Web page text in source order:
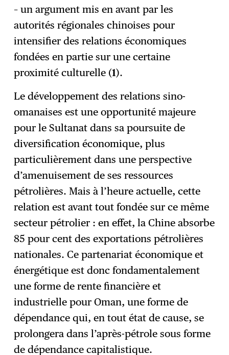
– un argument mis en avant par les
autorités régionales chinoises pour
intensifier des relations économiques
fondées en partie sur une certaine
proximité culturelle (1).
Le développement des relations sino-
omanaises est une opportunité majeure
pour le Sultanat dans sa poursuite de
diversification économique, plus
particulièrement dans une perspective
d’amenuisement de ses ressources
pétrolières. Mais à l’heure actuelle, cette
relation est avant tout fondée sur ce même
secteur pétrolier : en effet, la Chine absorbe
85 pour cent des exportations pétrolières
nationales. Ce partenariat économique et
énergétique est donc fondamentalement
une forme de rente financière et
industrielle pour Oman, une forme de
dépendance qui, en tout état de cause, se
prolongera dans l’après-pétrole sous forme
de dépendance capitalistique.